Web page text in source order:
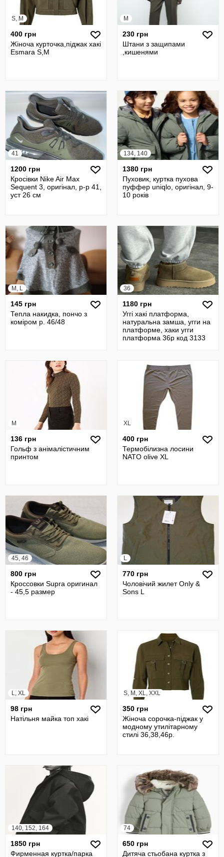
S, M
400 грн
Жіноча курточка,піджак хакі
Esmara S,M
M
230 грн
Штани з защипами
,кишенями
41
1200 грн
Кросівки Nike Air Max
Sequent 3, оригінал, р-р 41,
уст 26 см
134, 140
1380 грн
Пуховик, куртка пухова
пуффер uniqlo, оригінал, 9-
10 років
M, L
145 грн
Тепла накидка, пончо з
коміром р. 46/48
36
1180 грн
Уггі хакі платформа,
натуральна замша, угги на
платформе, хаки угги
платформа 36р код 3133
M
136 грн
Гольф з анімалістичним
принтом
XL
400 грн
Термобілизна лосини
NATO olive XL
45, 46
800 грн
Кроссовки Supra оригинал
- 45,5 размер
L
770 грн
Чоловічий жилет Only &
Sons L
L, XL
98 грн
Натільня майка топ хакі
S, M, XL, XXL
350 грн
Жіноча сорочка-піджак у
модному утилітарному
стилі 36,38,46р.
140, 152, 164
1850 грн
Фирменная куртка/парка
74
650 грн
Дитяча стьобана куртка з